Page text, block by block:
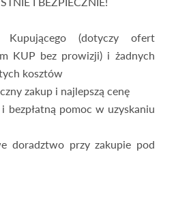
(dotyczy ofert
KUP bez prowizji) i żadnych
kosztów
zakup i najlepszą cenę
bezpłatną pomoc w uzyskaniu
doradztwo przy zakupie pod